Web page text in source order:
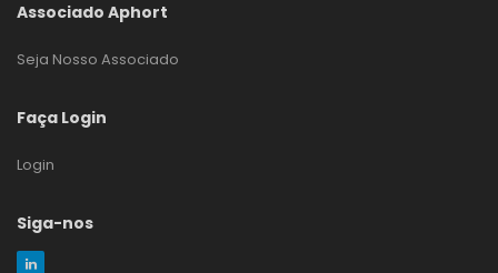
Associado Aphort
Seja Nosso Associado
Faça Login
Login
Siga-nos